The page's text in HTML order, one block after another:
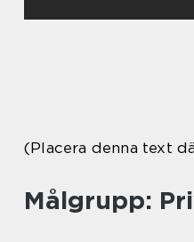
(Placera denna text
Målgrupp: